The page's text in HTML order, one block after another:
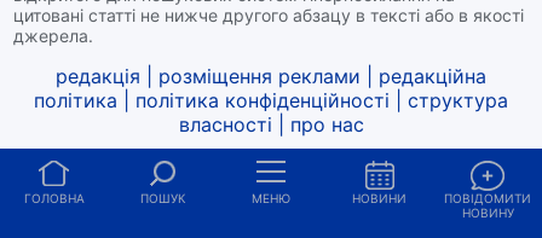
цитовані статті не нижче другого абзацу в тексті або в якості
джерела.
редакція розміщення реклами
редакційна
політика
політика конфіденційності
структура
власності
про нас
ГОЛОВНА ПОШУК МЕНЮ НОВИНИ
ПОВІДОМИТИ
НОВИНУ